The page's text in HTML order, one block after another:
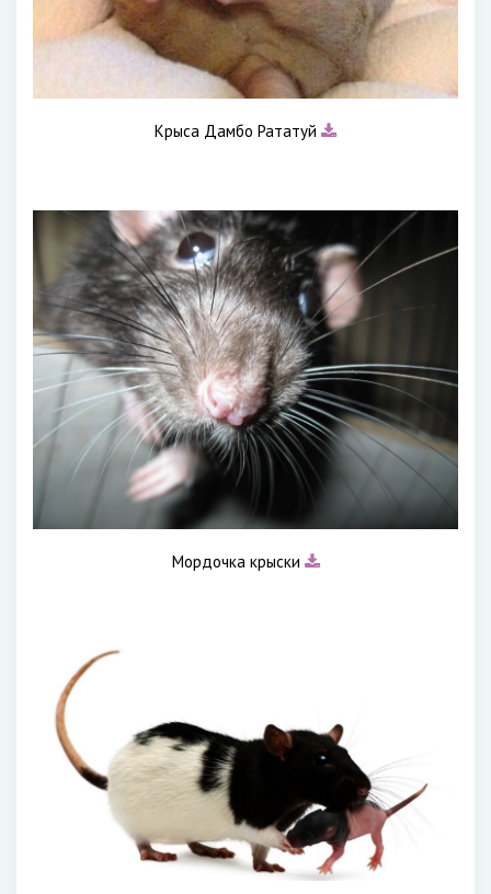
Крыса Дамбо Рататуй
Мордочка крыски